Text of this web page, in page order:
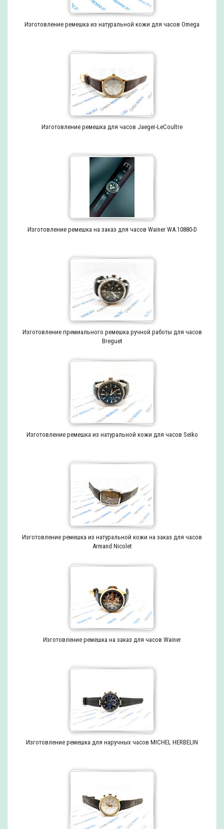
Изготовление ремешка из натуральной кожи для часов Omega
Изготовление ремешка для часов Jaeger-LeCoultre
Изготовление ремешка на заказ для часов Wainer WA.10880-D
Изготовление премиального ремешка ручной работы для часов
Breguet
Изготовление ремешка из натуральной кожи для часов Seiko
Изготовление ремешка из натуральной кожи на заказ для часов
Armand Nicolet
Изготовление ремешка на заказ для часов Wainer
Изготовление ремешка для наручных часов MICHEL HERBELIN